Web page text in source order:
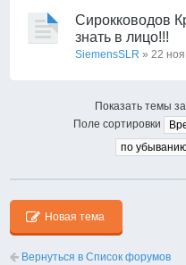
Сирокководов
знать в лицо!!!
SiemensSLR » 22
Показать темы
Поле сортировки
Новая тема
Вернуться в Список форумов